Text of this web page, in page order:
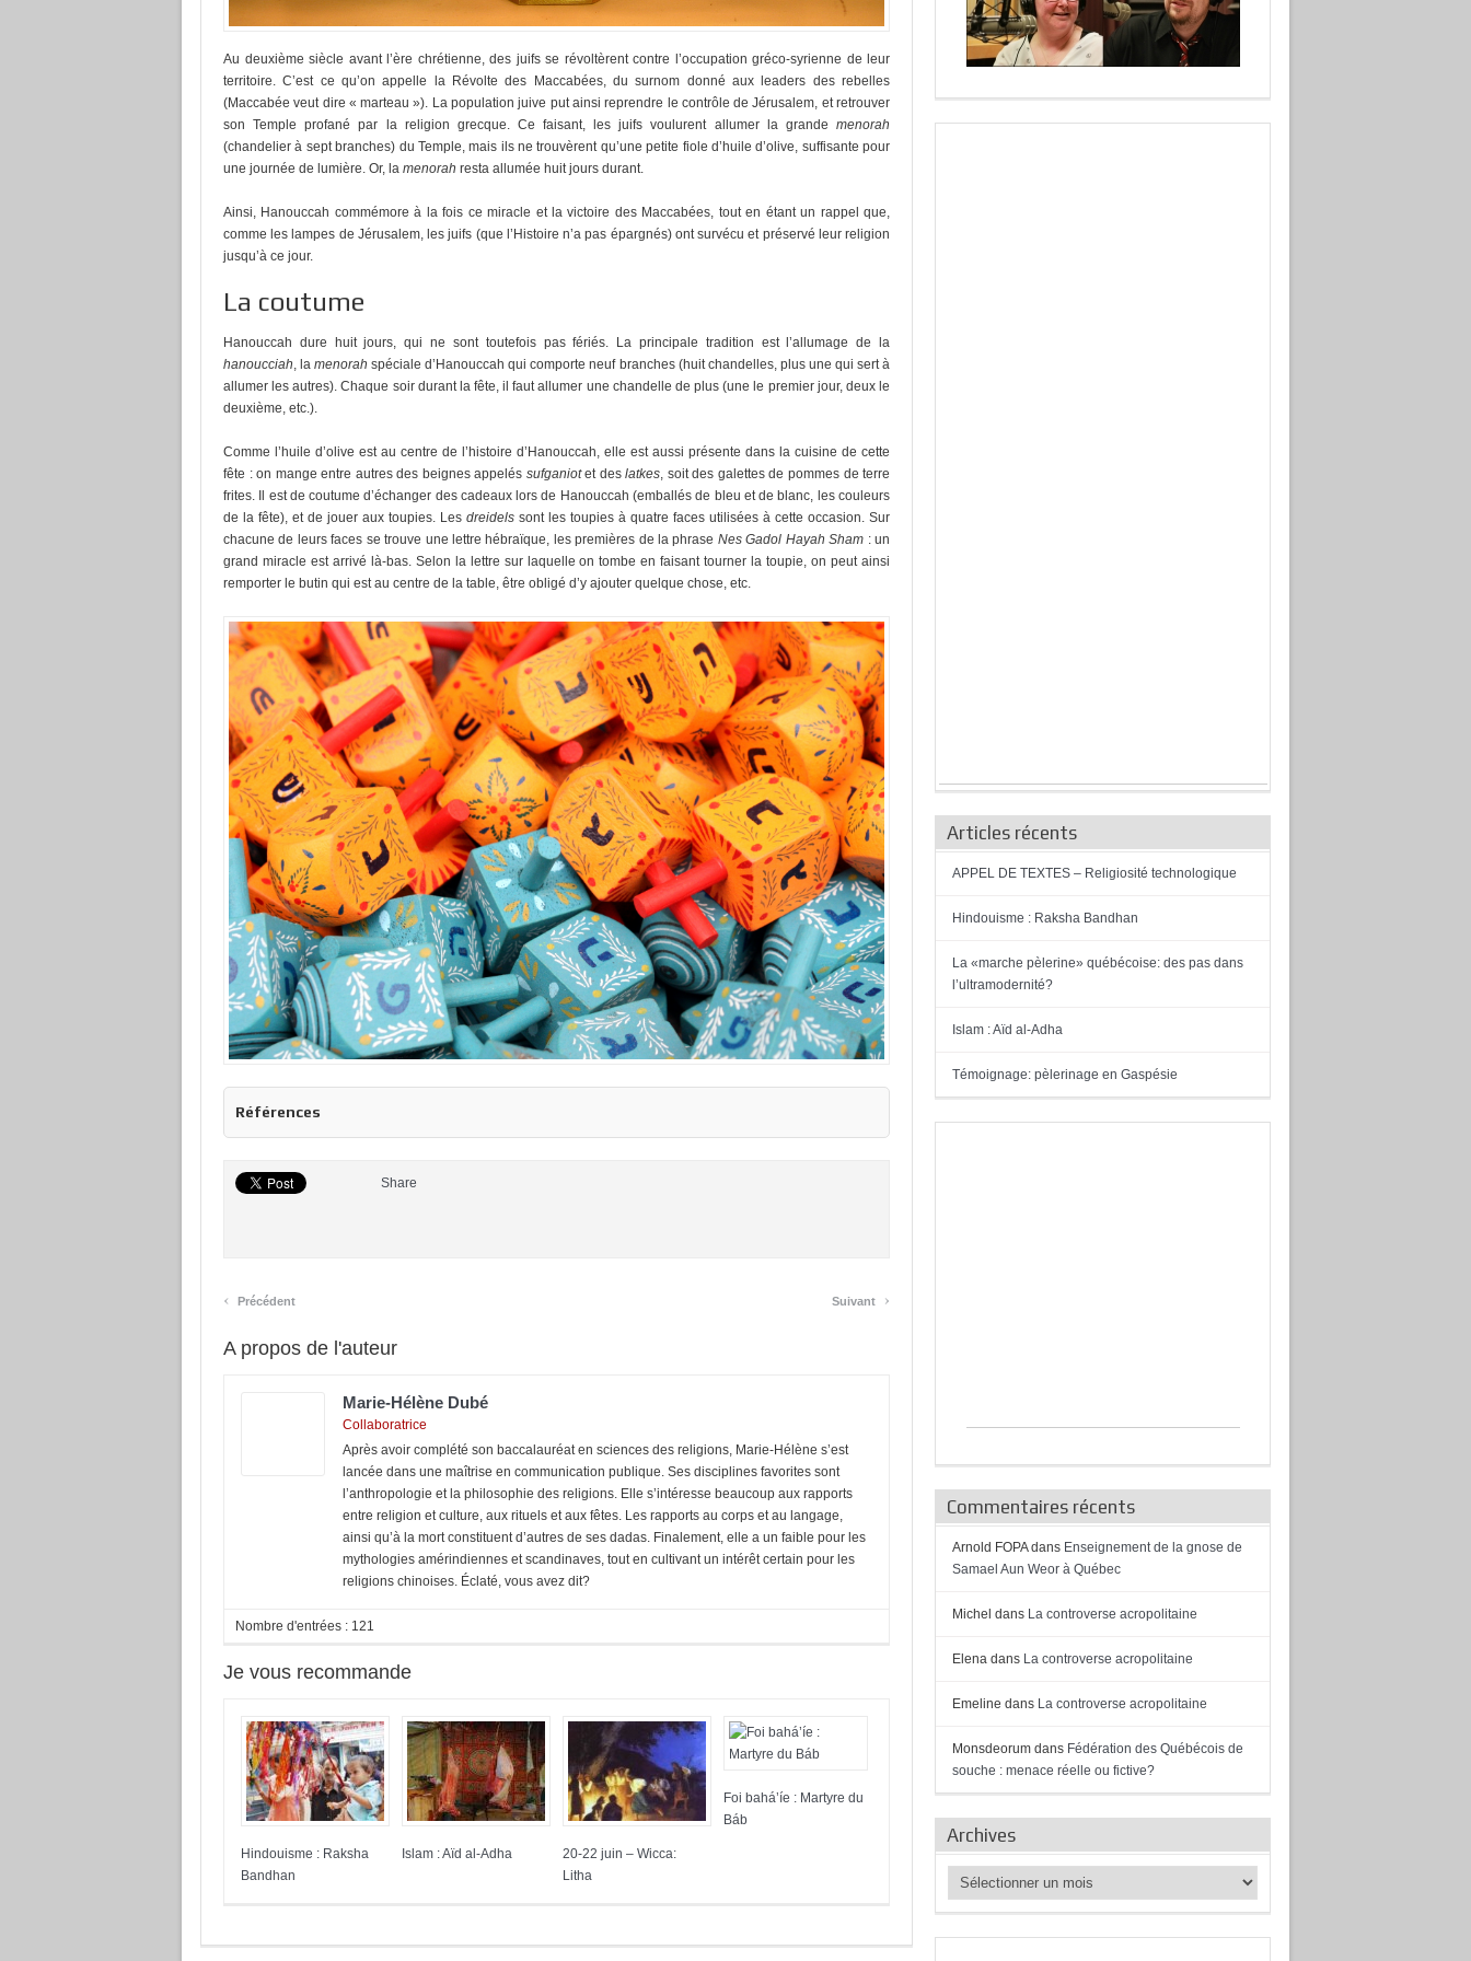
Au deuxième siècle avant l’ère chrétienne, des juifs se révoltèrent contre l’occupation gréco-syrienne de leur
territoire. C’est ce qu’on appelle la Révolte des Maccabées, du surnom donné aux leaders des rebelles
(Maccabée veut dire « marteau »). La population juive put ainsi reprendre le contrôle de Jérusalem, et retrouver
son Temple profané par la religion grecque. Ce faisant, les juifs voulurent allumer la grande menorah
(chandelier à sept branches) du Temple, mais ils ne trouvèrent qu’une petite fiole d’huile d’olive, suffisante pour
une journée de lumière. Or, la menorah resta allumée huit jours durant.
Ainsi, Hanouccah commémore à la fois ce miracle et la victoire des Maccabées, tout en étant un rappel que,
comme les lampes de Jérusalem, les juifs (que l’Histoire n’a pas épargnés) ont survécu et préservé leur religion
jusqu’à ce jour.
La coutume
Hanouccah dure huit jours, qui ne sont toutefois pas fériés. La principale tradition est l’allumage de la
hanoucciah, lamenorah spéciale d’Hanouccah qui comporte neuf branches (huit chandelles, plus une qui sert à
allumer les autres). Chaque soir durant la fête, il faut allumer une chandelle de plus (une le premier jour, deux le
deuxième, etc.).
Comme l’huile d’olive est au centre de l’histoire d’Hanouccah, elle est aussi présente dans la cuisine de cette
fête : on mange entre autres des beignes appelés sufganiotet deslatkes, soit des galettes de pommes de terre
frites. Il est de coutume d’échanger des cadeaux lors de Hanouccah (emballés de bleu et de blanc, les couleurs
de la fête), et de jouer aux toupies. Les dreidels sont les toupies à quatre faces utilisées à cette occasion. Sur
chacune de leurs faces se trouve une lettre hébraïque, les premières de la phrase Nes Gadol Hayah Sham : un
grand miracle est arrivé là-bas. Selon la lettre sur laquelle on tombe en faisant tourner la toupie, on peut ainsi
remporter le butin qui est au centre de la table, être obligé d’y ajouter quelque chose, etc.
Références
Share
‹ Précédent Suivant ›
A propos de l'auteur
Marie-Hélène Dubé
Collaboratrice
Après avoir complété son baccalauréat en sciences des religions, Marie-Hélène s’est
lancée dans une maîtrise en communication publique. Ses disciplines favorites sont
l’anthropologie et la philosophie des religions. Elle s’intéresse beaucoup aux rapports
entre religion et culture, aux rituels et aux fêtes. Les rapports au corps et au langage,
ainsi qu’à la mort constituent d’autres de ses dadas. Finalement, elle a un faible pour les
mythologies amérindiennes et scandinaves, tout en cultivant un intérêt certain pour les
religions chinoises. Éclaté, vous avez dit?
Nombre d'entrées : 121
Je vous recommande
Hindouisme : Raksha
Bandhan
Islam : Aïd al-Adha
20-22 juin – Wicca:
Litha
Foi bahá’íe : Martyre du
Báb
Articles récents
APPEL DE TEXTES – Religiosité technologique
Hindouisme : Raksha Bandhan
La «marche pèlerine» québécoise: des pas dans
l’ultramodernité?
Islam : Aïd al-Adha
Témoignage: pèlerinage en Gaspésie
Commentaires récents
Arnold FOPAdans Enseignement de la gnose de
Samael Aun Weor à Québec
Michel dans La controverse acropolitaine
Elena dans La controverse acropolitaine
Emeline dans La controverse acropolitaine
Monsdeorum dans Fédération des Québécois de
souche : menace réelle ou fictive?
Archives
Archives